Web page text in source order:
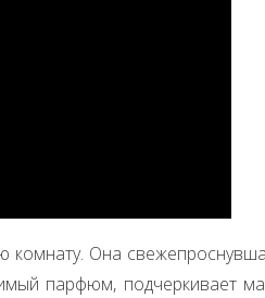
Она
парфюм, подчеркивает